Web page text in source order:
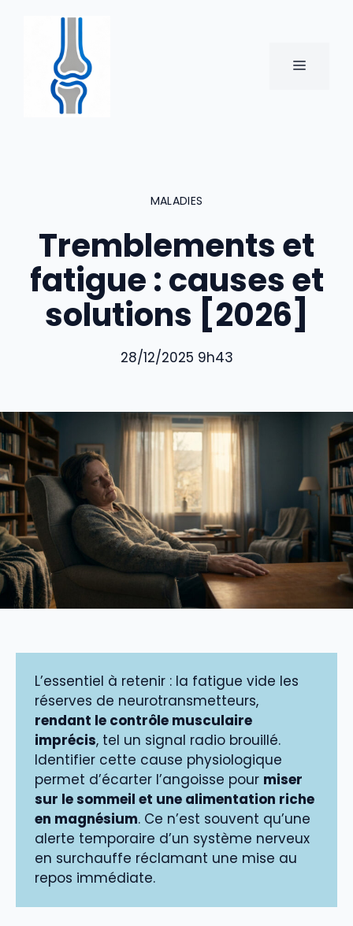
MENU
MALADIES
Tremblements et
fatigue : causes et
solutions [2026]
28/12/2025 9h43
L’essentiel à retenir : la fatigue vide les
réserves de neurotransmetteurs,
rendant le contrôle musculaire
imprécis, tel un signal radio brouillé.
Identifier cette cause physiologique
permet d’écarter l’angoisse pour miser
sur le sommeil et une alimentation riche
en magnésium. Ce n’est souvent qu’une
alerte temporaire d’un système nerveux
en surchauffe réclamant une mise au
repos immédiate.